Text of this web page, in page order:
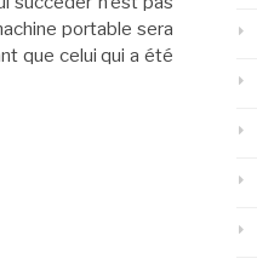
portable sera
que celui qui a été